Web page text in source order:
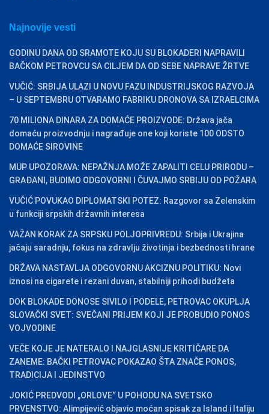
Najnovije vesti
GODINU DANA OD SRAMOTE KOJU SU BLOKADERI NAPRAVILI
BAČKOM PETROVCU SA CILJEM DA OD SEBE NAPRAVE ŽRTVE
VUČIĆ: SRBIJA ULAZI U NOVU FAZU INDUSTRIJSKOG RAZVOJA
– U SEPTEMBRU OTVARAMO FABRIKU DRONOVA SA IZRAELCIMA
70 MILIONA DINARA ZA DOMAĆE PROIZVODE: Država jača
domaću proizvodnju i nagrađuje one koji koriste 100 ODSTO
DOMAĆE SIROVINE
MUP UPOZORAVA: NEPAŽNJA MOŽE ZAPALITI CELU PRIRODU –
GRAĐANI, BUDIMO ODGOVORNI I ČUVAJMO SRBIJU OD POŽARA
VUČIĆ POVUKAO DIPLOMATSKI POTEZ: Razgovor sa Zelenskim
u funkciji srpskih državnih interesa
VAŽAN KORAK ZA SRPSKU POLJOPRIVREDU: Srbija i Ukrajina
jačaju saradnju, fokus na zdravlju životinja i bezbednosti hrane
DRŽAVA NASTAVLJA ODGOVORNU AKCIZNU POLITIKU: Novi
iznosi na cigarete i rezani duvan, stabilniji prihodi budžeta
DOK BLOKADE DONOSE SIVILO I PODELE, PETROVAC OKUPLJA
SLOVAČKI SVET: SVEČANI PRIJEM KOJI JE PROBUDIO PONOS
VOJVODINE
VEČE KOJE JE NATERALO I NAJGLASNIJE KRITIČARE DA
ZANEME: BAČKI PETROVAC POKAZAO ŠTA ZNAČE PONOS,
TRADICIJA I JEDINSTVO
JOKIĆ PREDVODI „ORLOVE“ U POHODU NA SVETSKO
PRVENSTVO: Alimpijević objavio moćan spisak za Island i Italiju